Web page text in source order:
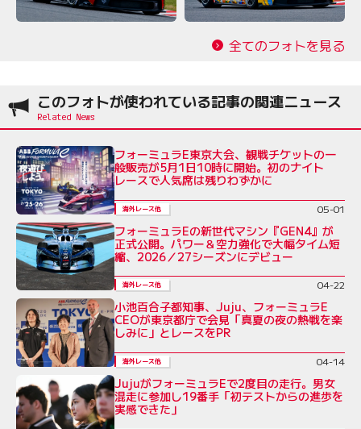
全てのフォトを見る
このフォトが使われている記事の関連ニュース
フォーミュラE東京大会、観戦チケットの一
般販売が5月1日10時に開始。初のナイト
レースで人気席は残りわずかに
海外レース他 05-01
フォーミュラEの新世代マシン『GEN4』が
正式公開。パワー＆空力強化で大幅タイム短
縮、2026／27シーズンにデビュー
海外レース他 04-22
小池百合子都知事、Juju、フォーミュラE
CEOが東京都庁で会見「真夏の夜の熱戦を楽
しみに」とレースをPR
海外レース他 04-14
JujuがフォーミュラEで2度目の走行。男女
混走に参加し19番手「初テストからの進歩を
実感できた」